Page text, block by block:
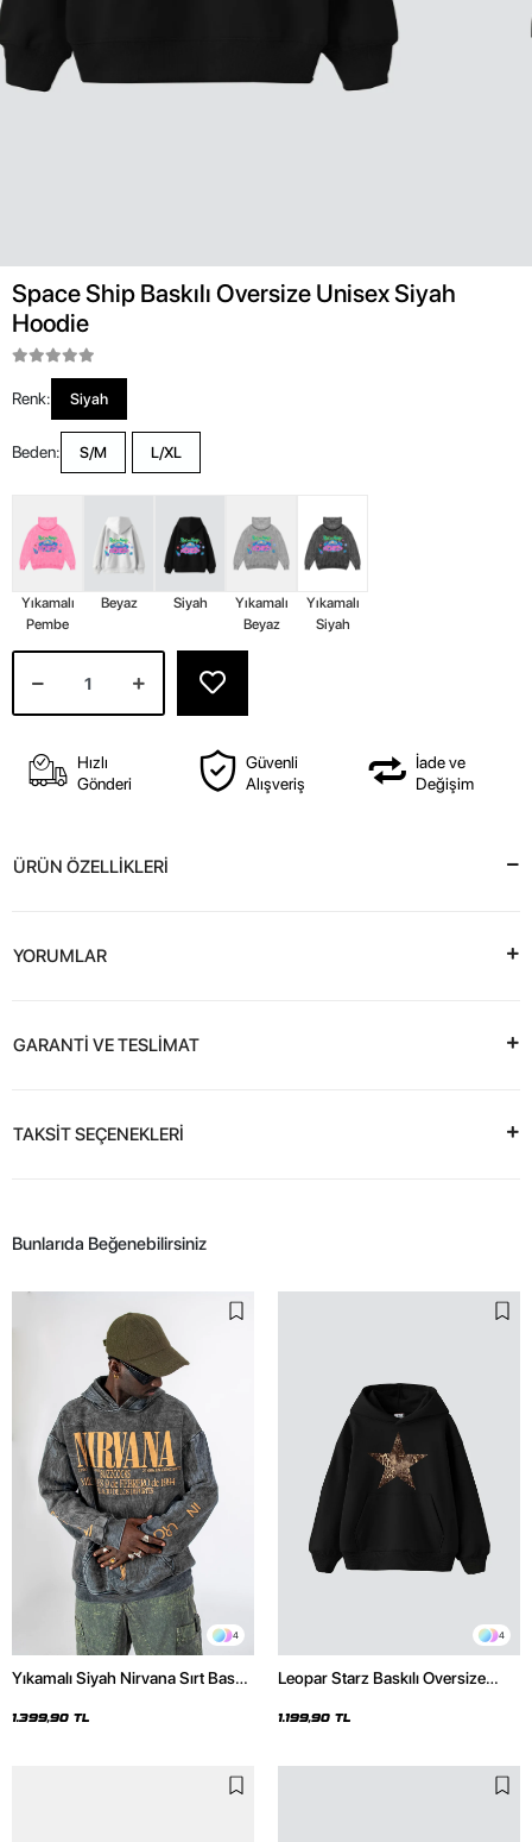
Space Ship Baskılı Oversize Unisex Siyah
Hoodie
Renk: Siyah
Beden: S/M L/XL
Yıkamalı
Pembe
Beyaz Siyah
Yıkamalı
Beyaz
Yıkamalı
Siyah
Hızlı
Gönderi
Güvenli
Alışveriş
İade ve
Değişim
ÜRÜN ÖZELLİKLERİ
YORUMLAR
GARANTİ VE TESLİMAT
TAKSİT SEÇENEKLERİ
Bunlarıda Beğenebilirsiniz
4
Yıkamalı Siyah Nirvana Sırt Baskılı
1.399,90 TL
4
Leopar Starz Baskılı Oversize
1.199,90 TL